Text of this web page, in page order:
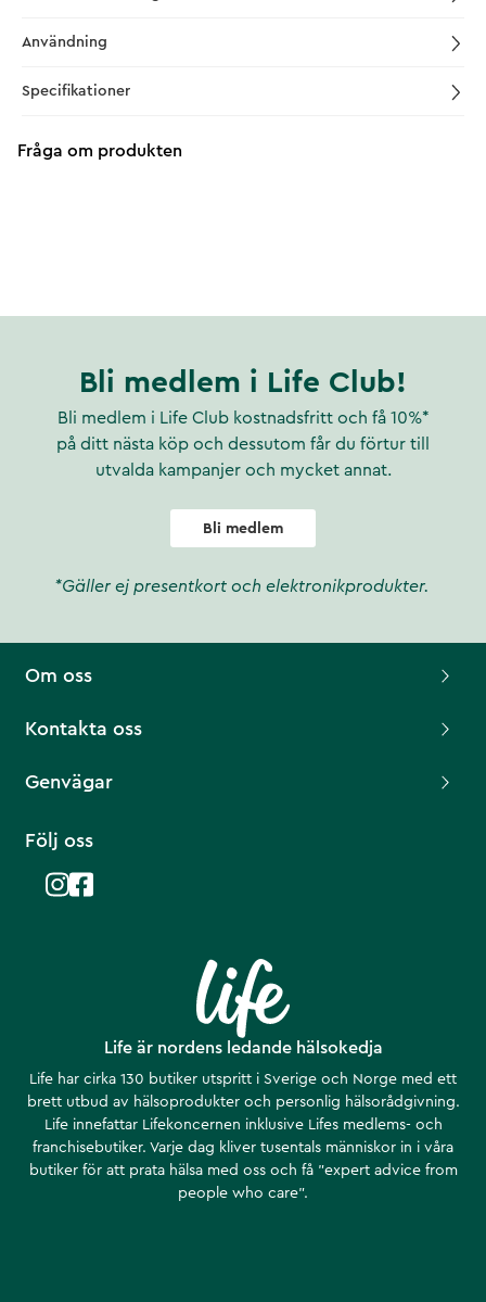
Användning
Specifikationer
Fråga om produkten
Bli medlem i Life Club!
Bli medlem i Life Club kostnadsfritt och få 10%*
på ditt nästa köp och dessutom får du förtur till
utvalda kampanjer och mycket annat.
Bli medlem
*Gäller ej presentkort och elektronikprodukter.
Life är nordens ledande hälsokedja
Life har cirka 130 butiker utspritt i Sverige och Norge med ett
brett utbud av hälsoprodukter och personlig hälsorådgivning.
Life innefattar Lifekoncernen inklusive Lifes medlems- och
franchisebutiker. Varje dag kliver tusentals människor in i våra
butiker för att prata hälsa med oss och få ”expert advice from
people who care”.
Om oss
Kontakta oss
Genvägar
Följ oss